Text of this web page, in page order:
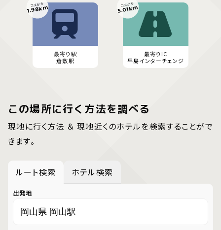
最寄り駅
倉敷駅
ココから
1.98km
最寄りIC
早島インターチェンジ
ココから
5.01km
この場所に行く方法を調べる
現地に行く方法 ＆ 現地近くのホテルを検索することがで
きます。
ルート検索 ホテル検索
出発地